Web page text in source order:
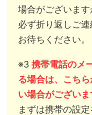
場合がございます
必ず折り返しご
お待ちください。
※3 携帯電話のメ
る場合は、こち
い場合がございま
まずは携帯の設